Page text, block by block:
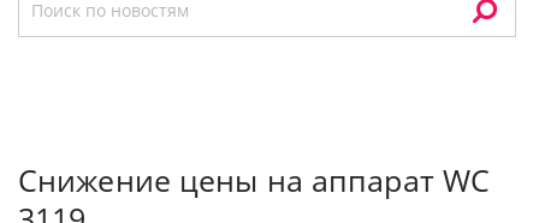
Cнижение цены на аппарат WC